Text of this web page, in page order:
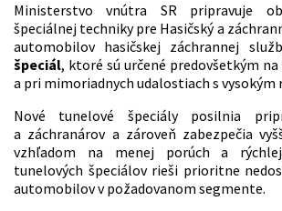
Ministerstvo vnútra SR pripravuje
špeciálnej techniky pre Hasičský a
automobilov hasičskej záchrannej
špeciál, ktoré sú určené predovšetkým
a pri mimoriadnych udalostiach s vysokým
Nové tunelové špeciály posilnia
a záchranárov a zároveň zabezpečia
vzhľadom na menej porúch a
tunelových špeciálov rieši prioritne
automobilov v požadovanom segmente.